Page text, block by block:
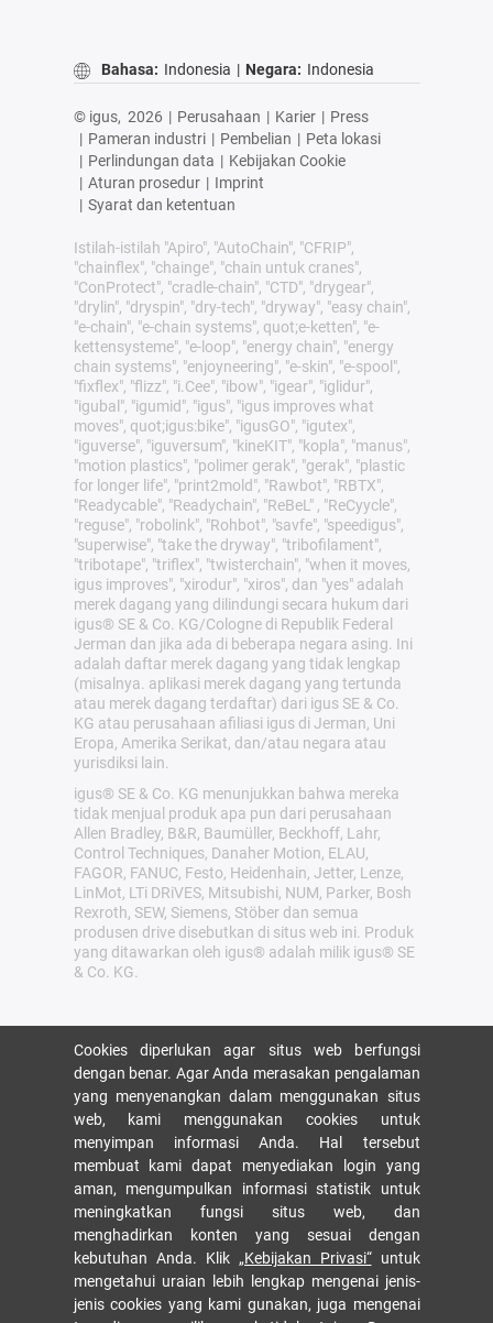
Bahasa: Indonesia | Negara: Indonesia
© igus, 2026 | Perusahaan | Karier | Press
| Pameran industri | Pembelian | Peta lokasi
| Perlindungan data | Kebijakan Cookie
| Aturan prosedur | Imprint
| Syarat dan ketentuan
Istilah-istilah "Apiro", "AutoChain", "CFRIP",
"chainflex", "chainge", "chain untuk cranes",
"ConProtect", "cradle-chain", "CTD", "drygear",
"drylin", "dryspin", "dry-tech", "dryway", "easy chain",
"e-chain", "e-chain systems", quot;e-ketten", "e-
kettensysteme", "e-loop", "energy chain", "energy
chain systems", "enjoyneering", "e-skin", "e-spool",
"fixflex", "flizz", "i.Cee", "ibow", "igear", "iglidur",
"igubal", "igumid", "igus", "igus improves what
moves", quot;igus:bike", "igusGO", "igutex",
"iguverse", "iguversum", "kineKIT", "kopla", "manus",
"motion plastics", "polimer gerak", "gerak", "plastic
for longer life", "print2mold", "Rawbot", "RBTX",
"Readycable", "Readychain", "ReBeL" , "ReCyycle",
"reguse", "robolink", "Rohbot", "savfe", "speedigus",
"superwise", "take the dryway", "tribofilament",
"tribotape", "triflex", "twisterchain", "when it moves,
igus improves", "xirodur", "xiros", dan "yes" adalah
merek dagang yang dilindungi secara hukum dari
igus® SE & Co. KG/Cologne di Republik Federal
Jerman dan jika ada di beberapa negara asing. Ini
adalah daftar merek dagang yang tidak lengkap
(misalnya. aplikasi merek dagang yang tertunda
atau merek dagang terdaftar) dari igus SE & Co.
KG atau perusahaan afiliasi igus di Jerman, Uni
Eropa, Amerika Serikat, dan/atau negara atau
yurisdiksi lain.
igus® SE & Co. KG menunjukkan bahwa mereka
tidak menjual produk apa pun dari perusahaan
Allen Bradley, B&R, Baumüller, Beckhoff, Lahr,
Control Techniques, Danaher Motion, ELAU,
FAGOR, FANUC, Festo, Heidenhain, Jetter, Lenze,
LinMot, LTi DRiVES, Mitsubishi, NUM, Parker, Bosh
Rexroth, SEW, Siemens, Stöber dan semua
produsen drive disebutkan di situs web ini. Produk
yang ditawarkan oleh igus® adalah milik igus® SE
& Co. KG.
Cookies diperlukan agar situs web berfungsi
dengan benar. Agar Anda merasakan pengalaman
yang menyenangkan dalam menggunakan situs
web, kami menggunakan cookies untuk
menyimpan informasi Anda. Hal tersebut
membuat kami dapat menyediakan login yang
aman, mengumpulkan informasi statistik untuk
meningkatkan fungsi situs web, dan
menghadirkan konten yang sesuai dengan
kebutuhan Anda. Klik „Kebijakan Privasi“untuk
mengetahui uraian lebih lengkap mengenai jenis-
jenis cookies yang kami gunakan, juga mengenai